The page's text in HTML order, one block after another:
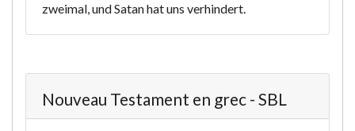
zweimal, und Satan hat uns verhindert.
Nouveau Testament en grec - SBL